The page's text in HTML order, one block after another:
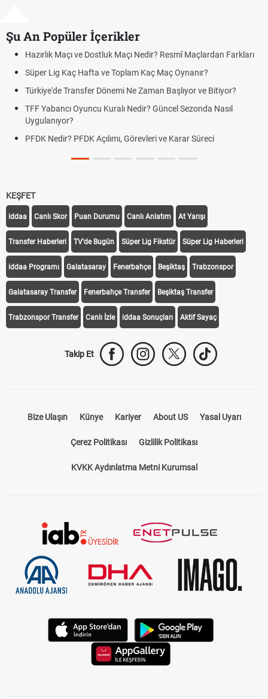
Şu An Popüler İçerikler
Maçlardan Farkları
Oynanır?
ve Bitiyor?
Sezonda Nasıl
Karar Süreci
Puan Durumunda AG, OM ve Diğer
Skor Ne Demek? Sporda Skor ve Sonuç
Futbol Nasıl Oynanır? Temel Futbol
Deplasman Golü Kuralı Nedir? Hangi
DGS Sonuçları Ne Zaman Açıklanacak
KEŞFET
iddaa Canlı Skor Puan Durumu Canlı Anlatım At Yarışı
Transfer Haberleri TV'de Bugün Süper Lig Fikstür Süper Lig Haberleri
iddaa Programı Galatasaray Fenerbahçe Beşiktaş Trabzonspor
Galatasaray Transfer Fenerbahçe Transfer Beşiktaş Transfer
Trabzonspor Transfer Canlı İzle iddaa Sonuçları Aktif Sayaç